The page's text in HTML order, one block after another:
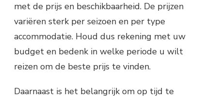
met de prijs en beschikbaarheid. De prijzen
variëren sterk per seizoen en per type
accommodatie. Houd dus rekening met uw
budget en bedenk in welke periode u wilt
reizen om de beste prijs te vinden.
Daarnaast is het belangrijk om op tijd te